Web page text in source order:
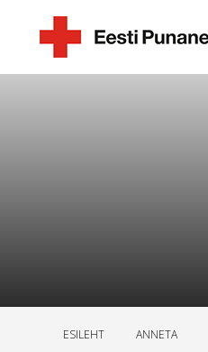
ESILEHT ANNETA